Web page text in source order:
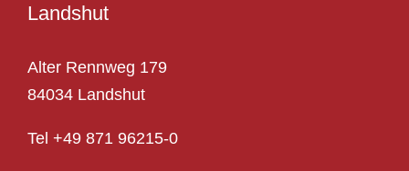
Landshut
Alter Rennweg 179
84034 Landshut
Tel +49 871 96215-0